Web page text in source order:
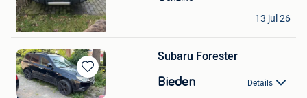
guy
Lommel
13 jul 26
Bewaren
in
Subaru Forester
Bieden Details